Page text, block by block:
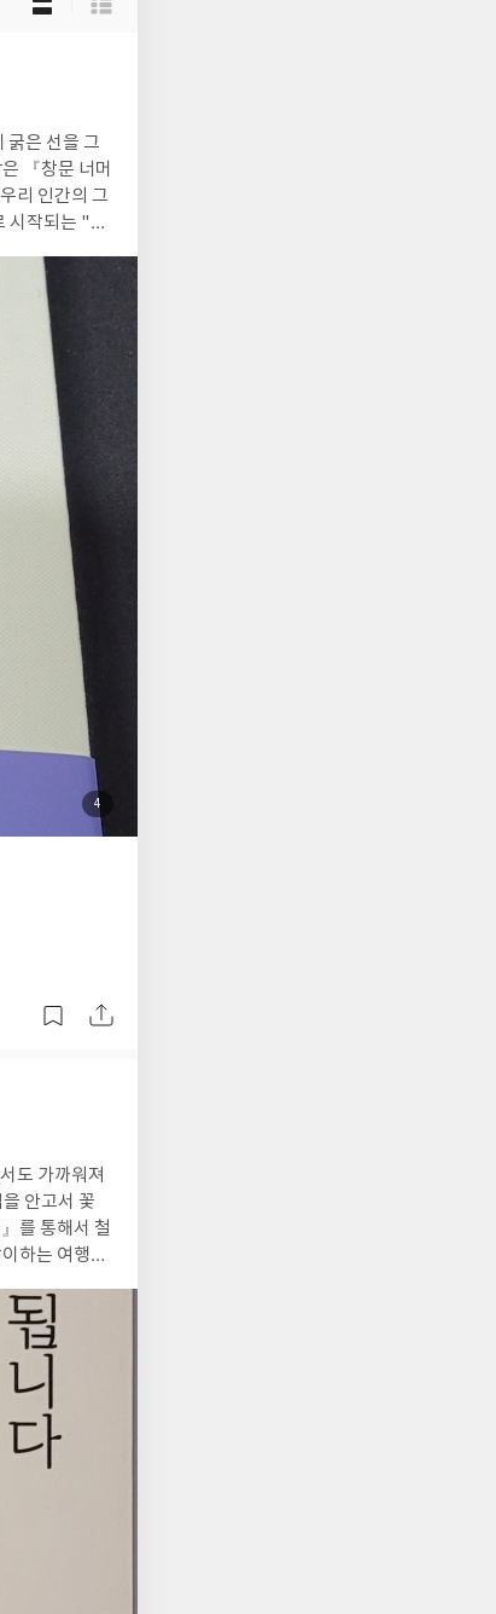
『창문 너머
리 인간의 그
시작되는 "1.
입시키는 것
해할 수 있
주를 벗어난
인간의 사
로 인간들이
한 애정도
렌 칠튼의
자연과 다른
저지른 돌
던 몇 점에
뜨겁게 살
하지 않고
며 책 읽기를
첨
부
된
사
4
안고서 꽃
를 통해서 철
하는 여행을
받았는지를
이아 길보다
도 담양으
게 서 있는
로도 계속
는 감동과
피가 땡긴
를 소중하게
겠다. 이 책
민국이 되기